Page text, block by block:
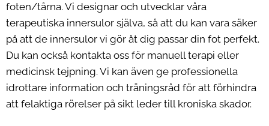
foten/tårna. Vi designar och utvecklar våra
terapeutiska innersulor själva, så att du kan vara säker
på att de innersulor vi gör åt dig passar din fot perfekt.
Du kan också kontakta oss för manuell terapi eller
medicinsk tejpning. Vi kan även ge professionella
idrottare information och träningsråd för att förhindra
att felaktiga rörelser på sikt leder till kroniska skador.